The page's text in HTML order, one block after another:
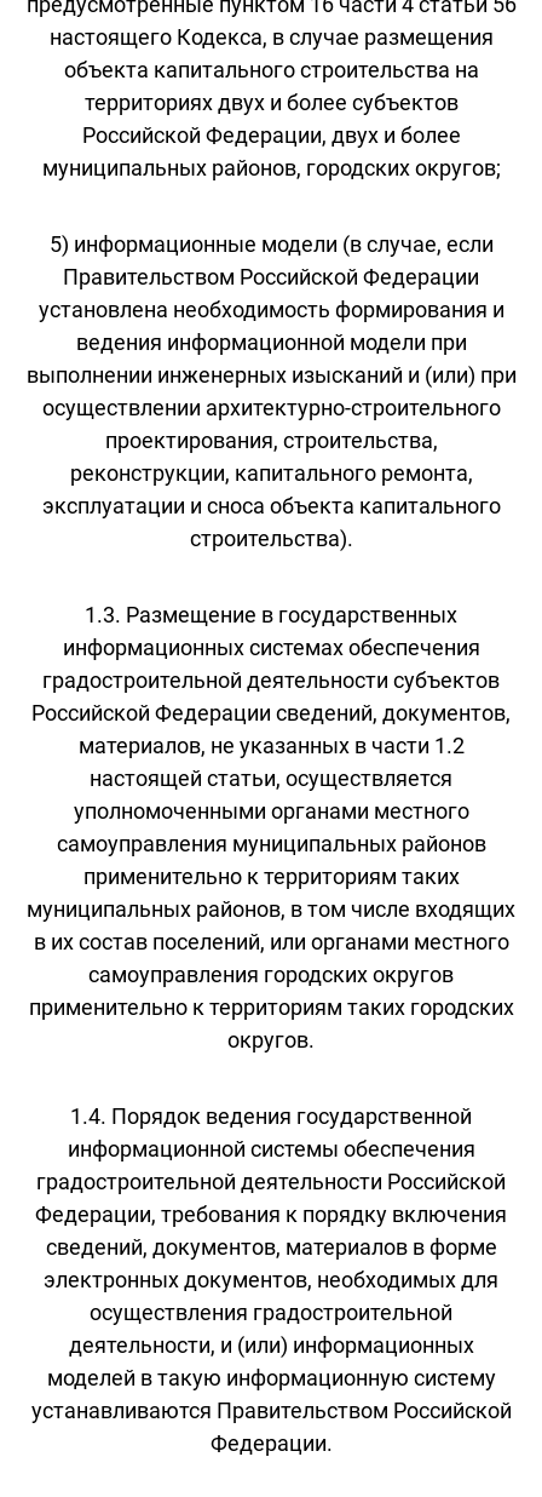
настоящего Кодекса, в случае размещения
объекта капитального строительства на
территориях двух и более субъектов
Российской Федерации, двух и более
муниципальных районов, городских округов;
5) информационные модели (в случае, если
Правительством Российской Федерации
установлена необходимость формирования и
ведения информационной модели при
выполнении инженерных изысканий и (или) при
осуществлении архитектурно-строительного
проектирования, строительства,
реконструкции, капитального ремонта,
эксплуатации и сноса объекта капитального
строительства).
1.3. Размещение в государственных
информационных системах обеспечения
градостроительной деятельности субъектов
Российской Федерации сведений, документов,
материалов, не указанных в части 1.2
настоящей статьи, осуществляется
уполномоченными органами местного
самоуправления муниципальных районов
применительно к территориям таких
муниципальных районов, в том числе входящих
в их состав поселений, или органами местного
самоуправления городских округов
применительно к территориям таких городских
округов.
1.4. Порядок ведения государственной
информационной системы обеспечения
градостроительной деятельности Российской
Федерации, требования к порядку включения
сведений, документов, материалов в форме
электронных документов, необходимых для
осуществления градостроительной
деятельности, и (или) информационных
моделей в такую информационную систему
устанавливаются Правительством Российской
Федерации.